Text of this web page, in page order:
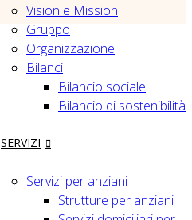
Vision e Mission
Gruppo
Organizzazione
Bilanci
Bilancio sociale
Bilancio di sostenibilità
SERVIZI
Servizi per anziani
Strutture per anziani